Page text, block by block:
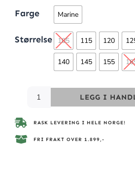
Farge Marine
Størrelse 105 115 120
140 145 155
LEGG I
RASK LEVERING I HELE NORGE!
FRI FRAKT OVER 1.899,-